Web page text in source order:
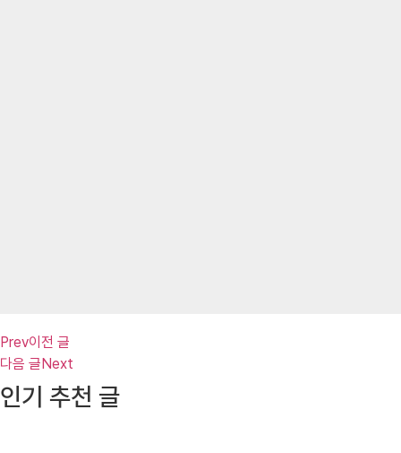
Prev이전 글
다음 글Next
인기 추천 글